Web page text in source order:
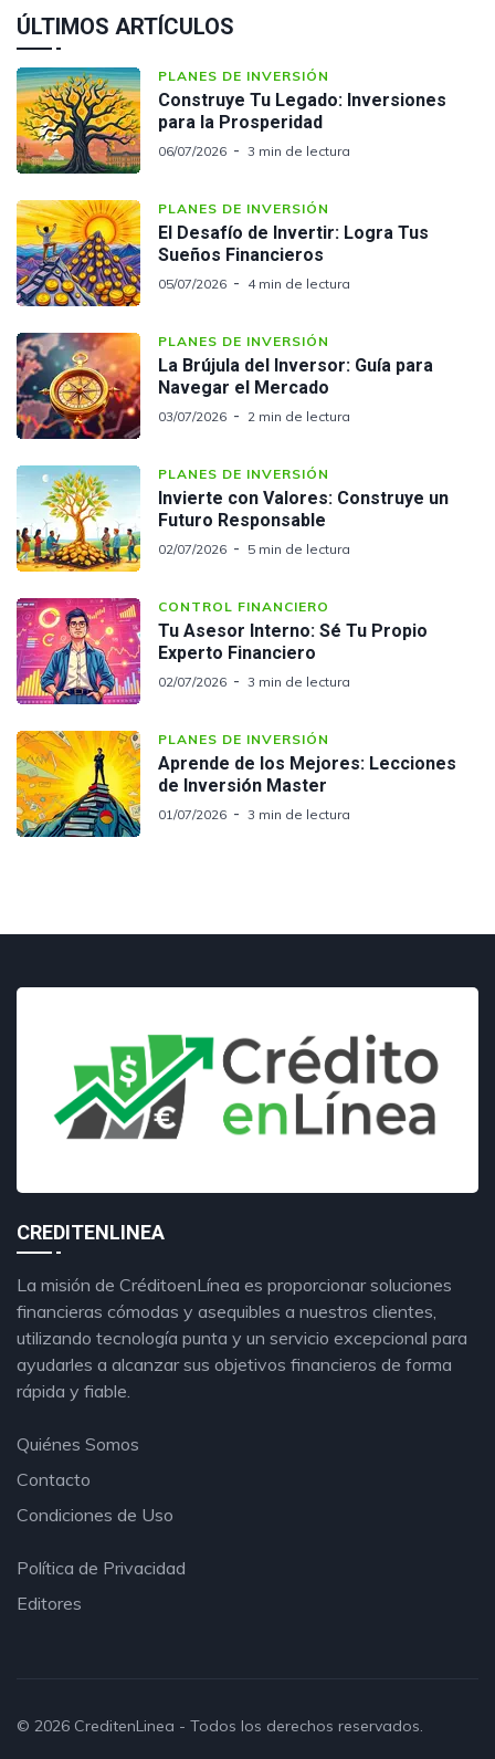
ÚLTIMOS ARTÍCULOS
PLANES DE INVERSIÓN
Construye Tu Legado: Inversiones
para la Prosperidad
06/07/2026 3 min de lectura
PLANES DE INVERSIÓN
El Desafío de Invertir: Logra Tus
Sueños Financieros
05/07/2026 4 min de lectura
PLANES DE INVERSIÓN
La Brújula del Inversor: Guía para
Navegar el Mercado
03/07/2026 2 min de lectura
PLANES DE INVERSIÓN
Invierte con Valores: Construye un
Futuro Responsable
02/07/2026 5 min de lectura
CONTROL FINANCIERO
Tu Asesor Interno: Sé Tu Propio
Experto Financiero
02/07/2026 3 min de lectura
PLANES DE INVERSIÓN
Aprende de los Mejores: Lecciones
de Inversión Master
01/07/2026 3 min de lectura
CREDITENLINEA
La misión de CréditoenLínea es proporcionar soluciones
financieras cómodas y asequibles a nuestros clientes,
utilizando tecnología punta y un servicio excepcional para
ayudarles a alcanzar sus objetivos financieros de forma
rápida y fiable.
Quiénes Somos
Contacto
Condiciones de Uso
Política de Privacidad
Editores
© 2026 CreditenLinea - Todos los derechos reservados.